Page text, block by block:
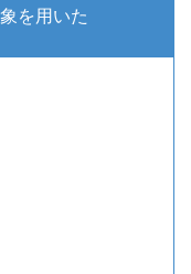
を用いた